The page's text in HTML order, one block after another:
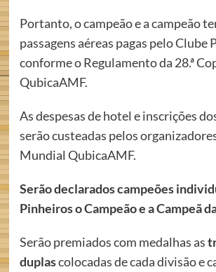
Portanto, o campeão e a campeão
passagens aéreas pagas pelo Clube
conforme o Regulamento da 28.ª
QubicaAMF.
As despesas de hotel e inscrições
serão custeadas pelos
Mundial QubicaAMF.
Serão declarados campeões
Pinheiros o Campeão e a Campeã
Serão premiados com medalhas as
duplascolocadas de cada divisão e